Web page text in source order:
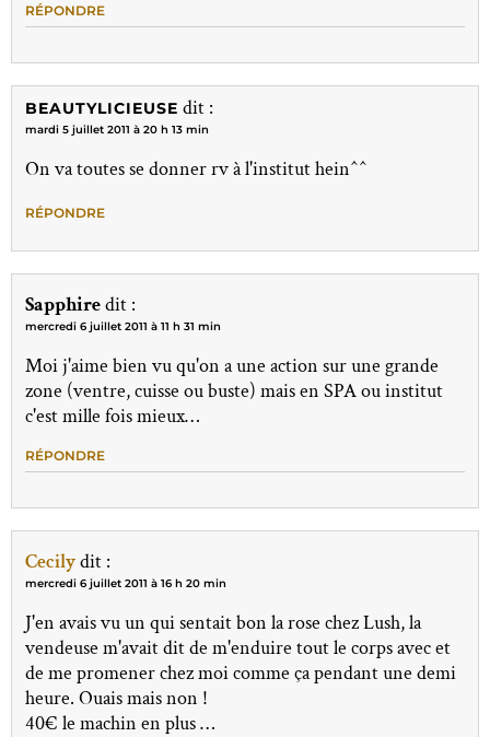
RÉPONDRE
BEAUTYLICIEUSE dit :
mardi 5 juillet 2011 à 20 h 13 min
On va toutes se donner rv à l'institut hein^^
RÉPONDRE
Sapphiredit :
mercredi 6 juillet 2011 à 11 h 31 min
Moi j'aime bien vu qu'on a une action sur une grande
zone (ventre, cuisse ou buste) mais en SPA ou institut
c'est mille fois mieux…
RÉPONDRE
Cecilydit :
mercredi 6 juillet 2011 à 16 h 20 min
J'en avais vu un qui sentait bon la rose chez Lush, la
vendeuse m'avait dit de m'enduire tout le corps avec et
de me promener chez moi comme ça pendant une demi
heure. Ouais mais non !
40€ le machin en plus …